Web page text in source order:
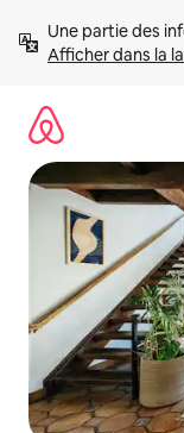
directement
Afficher dans la